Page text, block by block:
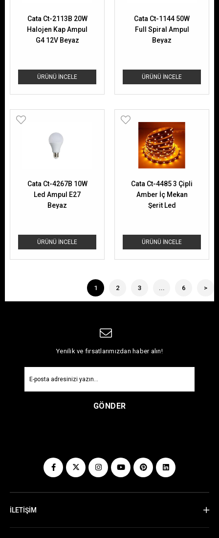
ÜRÜNÜ İNCELE
Cata Ct-2113B 20W
Halojen Kap Ampul
G4 12V Beyaz
ÜRÜNÜ İNCELE
Cata Ct-1144 50W
Full Spiral Ampul
Beyaz
ÜRÜNÜ İNCELE
Cata Ct-4267B 10W
Led Ampul E27
Beyaz
ÜRÜNÜ İNCELE
Cata Ct-4485 3 Çipli
Amber İç Mekan
Şerit Led
1 2 3 ... 6 >
Yenilik ve fırsatlarımızdan haber alın!
GÖNDER
İLETİŞİM